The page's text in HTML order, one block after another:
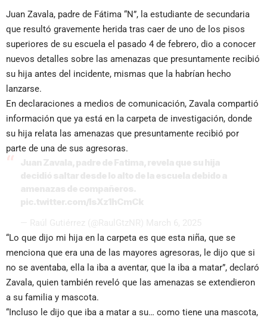
Juan Zavala, padre de Fátima “N”, la estudiante de secundaria
que resultó gravemente herida tras caer de uno de los pisos
superiores de su escuela el pasado 4 de febrero, dio a conocer
nuevos detalles sobre las amenazas que presuntamente recibió
su hija antes del incidente, mismas que la habrían hecho
lanzarse.
En declaraciones a medios de comunicación, Zavala compartió
información que ya está en la carpeta de investigación, donde
su hija relata las amenazas que presuntamente recibió por
parte de una de sus agresoras.
“Lo que dijo mi hija en la carpeta es que esta niña, que se
menciona que era una de las mayores agresoras, le dijo que si
no se aventaba, ella la iba a aventar, que la iba a matar”, declaró
Zavala, quien también reveló que las amenazas se extendieron
a su familia y mascota.
“Incluso le dijo que iba a matar a su… como tiene una mascota,